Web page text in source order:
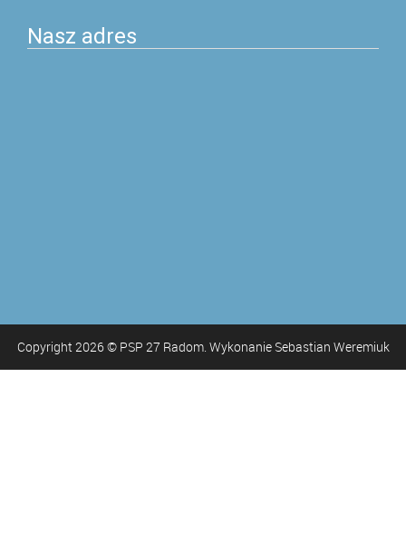
Nasz adres
Copyright2026© PSP 27 Radom. Wykonanie Sebastian Weremiuk